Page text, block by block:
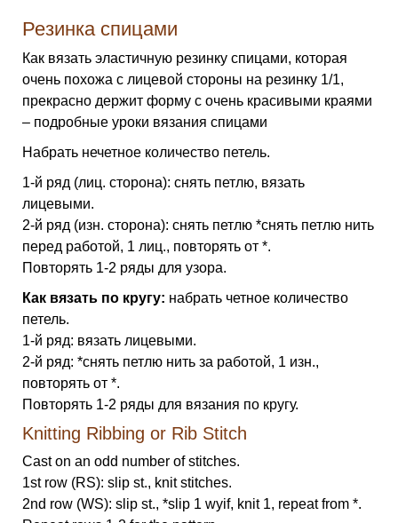
Резинка спицами
Как вязать эластичную резинку спицами, которая
очень похожа с лицевой стороны на резинку 1/1,
прекрасно держит форму с очень красивыми краями
– подробные уроки вязания спицами
Набрать нечетное количество петель.
1-й ряд (лиц. сторона): снять петлю, вязать
лицевыми.
2-й ряд (изн. сторона): снять петлю *снять петлю нить
перед работой, 1 лиц., повторять от *.
Повторять 1-2 ряды для узора.
Как вязать по кругу: набрать четное количество
петель.
1-й ряд: вязать лицевыми.
2-й ряд: *снять петлю нить за работой, 1 изн.,
повторять от *.
Повторять 1-2 ряды для вязания по кругу.
Knitting Ribbing or Rib Stitch
Cast on an odd number of stitches.
1st row (RS): slip st., knit stitches.
2nd row (WS): slip st., *slip 1 wyif, knit 1, repeat from *.